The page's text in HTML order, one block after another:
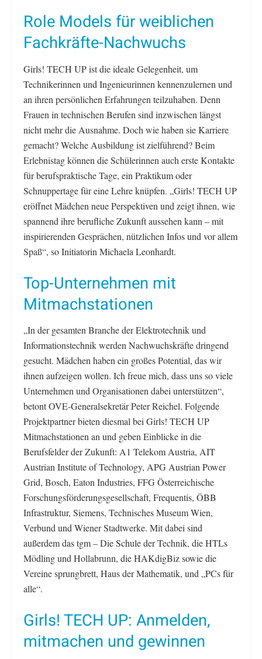
Role Models für weiblichen
Fachkräfte-Nachwuchs
Girls! TECH UP ist die ideale Gelegenheit, um
Technikerinnen und Ingenieurinnen kennenzulernen und
an ihren persönlichen Erfahrungen teilzuhaben. Denn
Frauen in technischen Berufen sind inzwischen längst
nicht mehr die Ausnahme. Doch wie haben sie Karriere
gemacht? Welche Ausbildung ist zielführend? Beim
Erlebnistag können die Schülerinnen auch erste Kontakte
für berufspraktische Tage, ein Praktikum oder
Schnuppertage für eine Lehre knüpfen. „Girls! TECH UP
eröffnet Mädchen neue Perspektiven und zeigt ihnen, wie
spannend ihre berufliche Zukunft aussehen kann – mit
inspirierenden Gesprächen, nützlichen Infos und vor allem
Spaß“, so Initiatorin Michaela Leonhardt.
Top-Unternehmen mit
Mitmachstationen
„In der gesamten Branche der Elektrotechnik und
Informationstechnik werden Nachwuchskräfte dringend
gesucht. Mädchen haben ein großes Potential, das wir
ihnen aufzeigen wollen. Ich freue mich, dass uns so viele
Unternehmen und Organisationen dabei unterstützen“,
betont OVE-Generalsekretär Peter Reichel. Folgende
Projektpartner bieten diesmal bei Girls! TECH UP
Mitmachstationen an und geben Einblicke in die
Berufsfelder der Zukunft: A1 Telekom Austria, AIT
Austrian Institute of Technology, APG Austrian Power
Grid, Bosch, Eaton Industries, FFG Österreichische
Forschungsförderungsgesellschaft, Frequentis, ÖBB
Infrastruktur, Siemens, Technisches Museum Wien,
Verbund und Wiener Stadtwerke. Mit dabei sind
außerdem das tgm – Die Schule der Technik, die HTLs
Mödling und Hollabrunn, die HAKdigBiz sowie die
Vereine sprungbrett, Haus der Mathematik, und „PCs für
alle“.
Girls! TECH UP: Anmelden,
mitmachen und gewinnen